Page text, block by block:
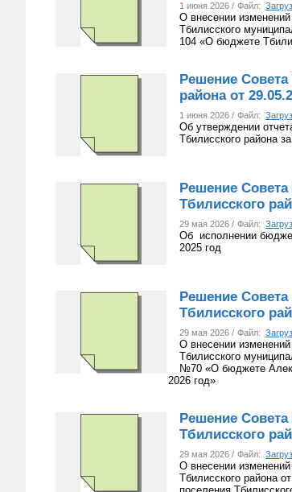
1 июня 2026 / Файл:
О внесении
Тбилисского
104 «О бюджете
Решение Совета
района от
1 июня 2026 / Файл:
Об утверждении
Тбилисского района
Решение Совета
Тбилисского
29 мая 2026 / Файл:
Об исполнении
2025 год
Решение Совета
Тбилисского
29 мая 2026 / Файл:
О внесении
Тбилисского
№70 «О бюджете
2026 год»
Решение Совета
Тбилисского
29 мая 2026 / Файл:
О внесении
Тбилисского района